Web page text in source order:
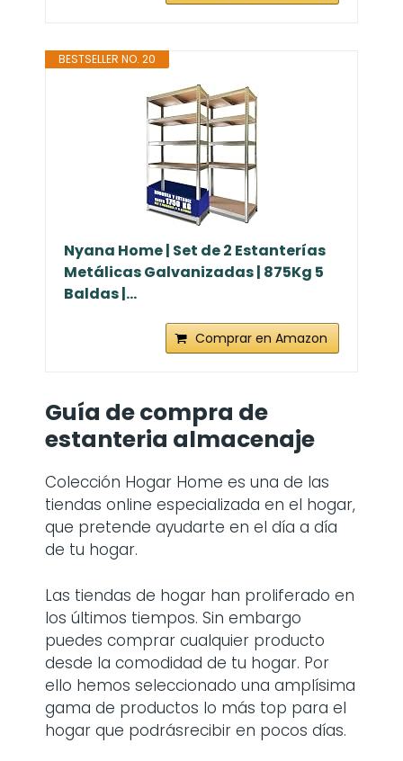
BESTSELLER NO. 20
Nyana Home | Set de 2 Estanterías
Metálicas Galvanizadas | 875Kg 5
Baldas |...
Comprar en Amazon
Guía de compra de
estanteria almacenaje
Colección Hogar Home es una de las
tiendas online especializada en el hogar,
que pretende ayudarte en el día a día
de tu hogar.
Las tiendas de hogar han proliferado en
los últimos tiempos. Sin embargo
puedes comprar cualquier producto
desde la comodidad de tu hogar. Por
ello hemos seleccionado una amplísima
gama de productos lo más top para el
hogar que podrásrecibir en pocos días.